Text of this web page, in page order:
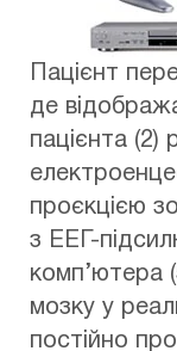
Пацієнт
де
пацієнта (2)
проєкцією
з ЕЕГ-
комп’ютера
мозку у
постійно